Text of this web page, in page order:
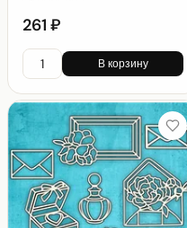
261 ₽
В корзину